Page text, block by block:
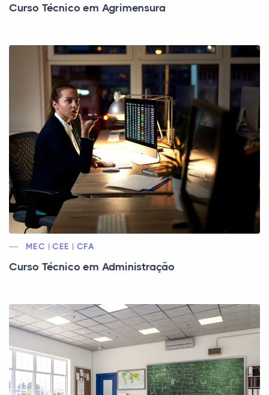
Curso Técnico em Agrimensura
MEC | CEE | CFA
Curso Técnico em Administração